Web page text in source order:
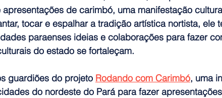
de carimbó, uma manifestação
tocar e espalhar a tradição artística nortista, ele
paraenses ideias e colaborações para fazer
do estado se fortaleçam.
guardiões do projeto Rodando com Carimbó, uma
do nordeste do Pará para fazer